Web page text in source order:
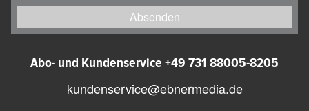
Absenden
Abo- und Kundenservice +49 731 88005-8205
kundenservice@ebnermedia.de